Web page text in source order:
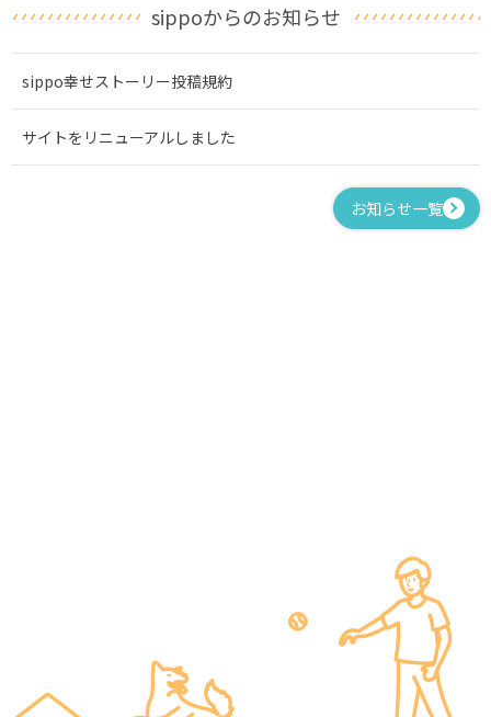
sippoからのお知らせ
sippo幸せストーリー投稿規約
サイトをリニューアルしました
お知らせ一覧